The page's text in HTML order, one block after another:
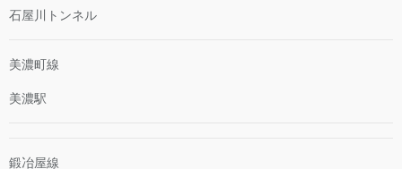
石屋川トンネル
美濃町線
美濃駅
鍛冶屋線